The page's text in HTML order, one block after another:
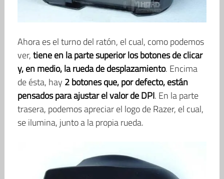
Ahora es el turno del ratón, el cual, como podemos
ver,tiene en la parte superior los botones de clicar
y, en medio, la rueda de desplazamiento. Encima
de ésta, hay 2 botones que, por defecto, están
pensados para ajustar el valor de DPI. En la parte
trasera, podemos apreciar el logo de Razer, el cual,
se ilumina, junto a la propia rueda.